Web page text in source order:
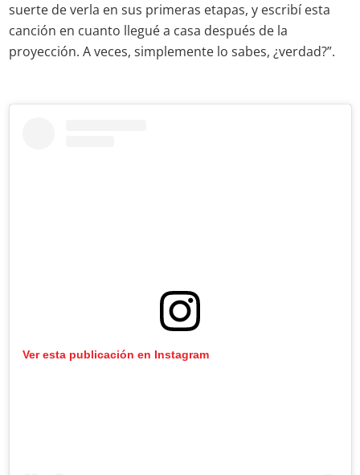
suerte de verla en sus primeras etapas, y escribí esta
canción en cuanto llegué a casa después de la
proyección. A veces, simplemente lo sabes, ¿verdad?”.
Ver esta publicación en Instagram